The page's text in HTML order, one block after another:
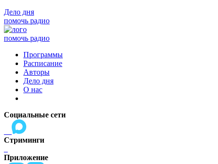
Дело дня
помочь радио
помочь радио
Программы
Расписание
Авторы
Дело дня
О нас
Социальные сети
Стриминги
Приложение